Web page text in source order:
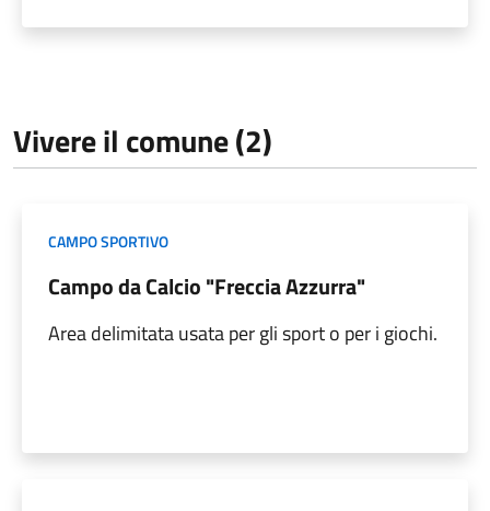
Vivere il comune (2)
CAMPO SPORTIVO
Campo da Calcio "Freccia Azzurra"
Area delimitata usata per gli sport o per i giochi.